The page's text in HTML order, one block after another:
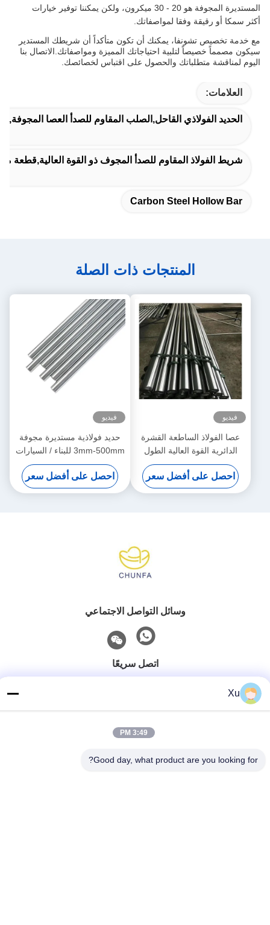
المستديرة المجوفة هو 20 - 30 ميكرون، ولكن يمكننا توفير خيارات
أكثر سمكا أو رقيقة وفقا لمواصفاتك.
مع خدمة تخصيص تشونفا، يمكنك أن تكون متأكداً أن شريطك المستدير
سيكون مصمماً خصيصاً لتلبية احتياجاتك المميزة ومواصفاتك.الاتصال بنا
اليوم لمناقشة متطلباتك والحصول على اقتباس لخصائصك.
العلامات:
الحديد الفولاذي القاحل,الصلب المقاوم للصدأ العصا
شريط الفولاذ المقاوم للصدأ المجوف ذو القوة العالية,قطعة من
Carbon Steel Hollow Bar
المنتجات ذات الصلة
فيديو
عصا الفولاذ الساطعة القشرة
الدائرية القوة العالية الطول
قابلة للتخصيص
احصل على أفضل سعر
فيديو
حديد فولاذية مستديرة مجوفة
3mm-500mm للبناء / السيارات
احصل على أفضل سعر
وسائل التواصل الاجتماعي
اتصل سريعًا
الهاتف
Xu
3:49 PM
Good day, what product are you looking for?